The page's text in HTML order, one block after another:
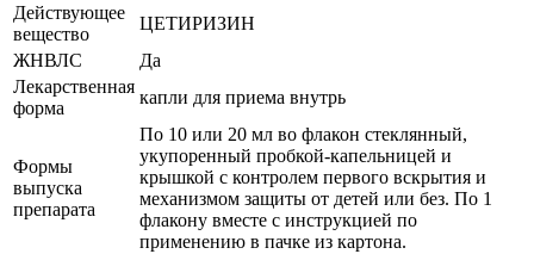
Действующее
вещество
ЦЕТИРИЗИН
ЖНВЛС
Да
Лекарственная
форма
капли для приема внутрь
Формы
выпуска
препарата
По 10 или 20 мл во флакон стеклянный,
укупоренный пробкой-капельницей и
крышкой с контролем первого вскрытия и
механизмом защиты от детей или без. По 1
флакону вместе с инструкцией по
применению в пачке из картона.